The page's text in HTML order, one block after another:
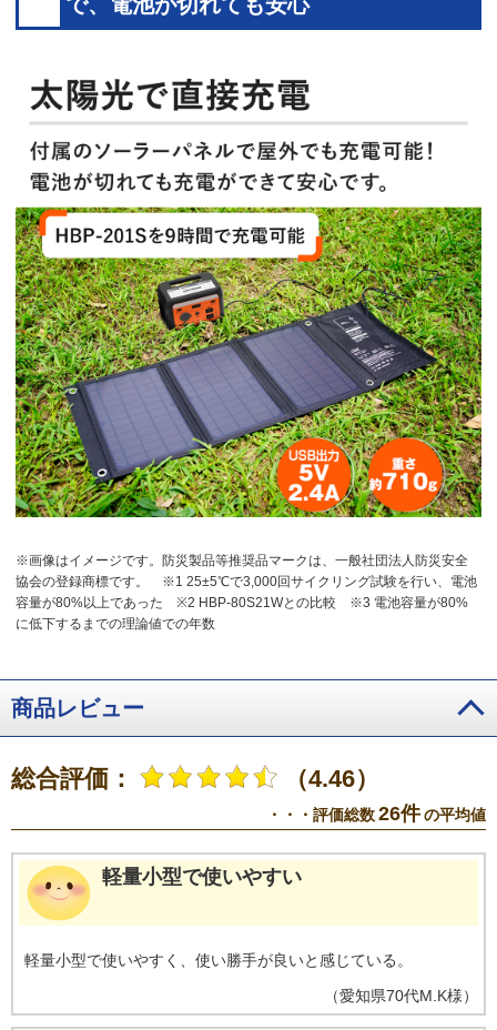
※画像はイメージです。防災製品等推奨品マークは、一般社団法人防災安全
協会の登録商標です。
※1 25±5℃で3,000回サイクリング試験を行い、電池
容量が80%以上であった
※2 HBP-80S21Wとの比較
※3 電池容量が80%
に低下するまでの理論値での年数
商品レビュー
総合評価： （4.46）
・・・評価総数26件の平均値
軽量小型で使いやすい
軽量小型で使いやすく、使い勝手が良いと感じている。
（愛知県70代M.K様）